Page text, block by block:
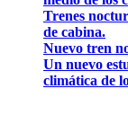
Trenes
de cabina.
Nuevo tren
Un nuevo
climática de